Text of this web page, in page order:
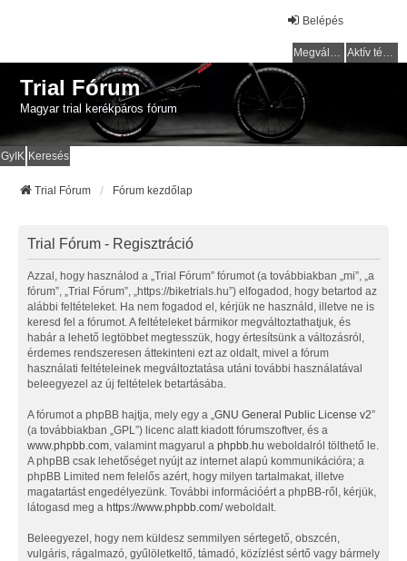
Belépés
Megválaszolatlan témák Aktív témák
Trial Fórum
Magyar trial kerékpáros fórum
GyIK Keresés
Trial Fórum Fórum kezdőlap
Trial Fórum - Regisztráció
Azzal, hogy használod a „Trial Fórum” fórumot (a továbbiakban „mi”, „a
fórum”, „Trial Fórum”, „https://biketrials.hu”) elfogadod, hogy betartod az
alábbi feltételeket. Ha nem fogadod el, kérjük ne használd, illetve ne is
keresd fel a fórumot. A feltételeket bármikor megváltoztathatjuk, és
habár a lehető legtöbbet megtesszük, hogy értesítsünk a változásról,
érdemes rendszeresen áttekinteni ezt az oldalt, mivel a fórum
használati feltételeinek megváltoztatása utáni további használatával
beleegyezel az új feltételek betartásába.
A fórumot a phpBB hajtja, mely egy a „ GNU General Public License v2”
(a továbbiakban „GPL”) licenc alatt kiadott fórumszoftver, és a
www.phpbb.com , valamint magyarul a phpbb.hu weboldalról tölthető le.
A phpBB csak lehetőséget nyújt az internet alapú kommunikációra; a
phpBB Limited nem felelős azért, hogy milyen tartalmakat, illetve
magatartást engedélyezünk. További információért a phpBB-ről, kérjük,
látogasd meg a https://www.phpbb.com/weboldalt.
Beleegyezel, hogy nem küldesz semmilyen sértegető, obszcén,
vulgáris, rágalmazó, gyűlöletkeltő, támadó, közízlést sértő vagy bármely